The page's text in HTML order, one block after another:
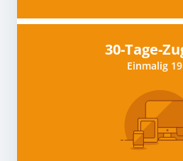
30-Tage-
Einmalig